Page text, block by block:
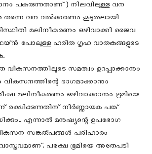
പകരുന്നതാണ്) നിലവിലുള്ള വന
തന്നെ വന വൽക്കരണം കൂടുതലായി
മലിനീകരണം ഒഴിവാക്കി ജൈവ
പോലുള്ള ഹരിത ഗൃഹ വാതകങ്ങളുടെ
സമത്വം ഉറപ്പാക്കാനും
ഭാഗമാക്കാനും
മലിനീകരണം ഒഴിവാക്കാനും ഭൂമിയെ
നിർണ്ണായക പങ്ക്
എന്നാൽ മനുഷ്യന്റെ ഉപഭോഗ
സങ്കൽപങ്ങൾ പരിഹാരം
പക്ഷേ ഭൂമിയെ അതേപടി